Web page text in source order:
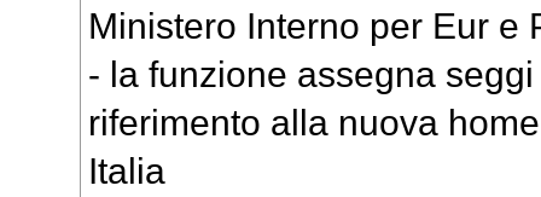
Ministero Interno per Eur e
- la funzione assegna
riferimento alla nuova
Italia